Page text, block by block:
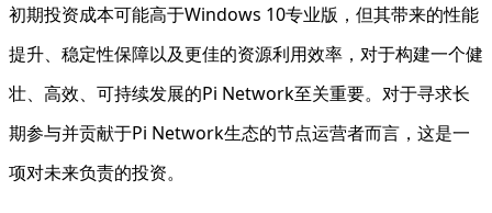
初期投资成本可能高于Windows 10专业版，但其带来的性能
提升、稳定性保障以及更佳的资源利用效率，对于构建一个健
壮、高效、可持续发展的Pi Network至关重要。对于寻求长
期参与并贡献于Pi Network生态的节点运营者而言，这是一
项对未来负责的投资。